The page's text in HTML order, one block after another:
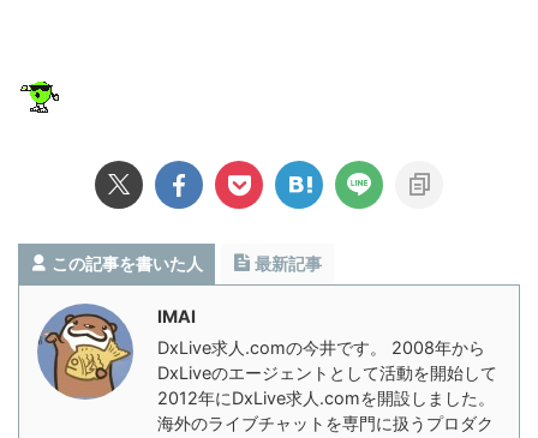
この記事を書いた人 最新記事
IMAI
DxLive求人.comの今井です。 2008年から
DxLiveのエージェントとして活動を開始して
2012年にDxLive求人.comを開設しました。
海外のライブチャットを専門に扱うプロダク